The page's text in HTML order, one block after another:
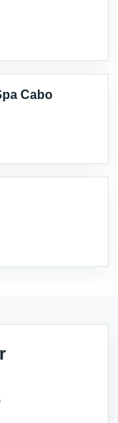
Cabo